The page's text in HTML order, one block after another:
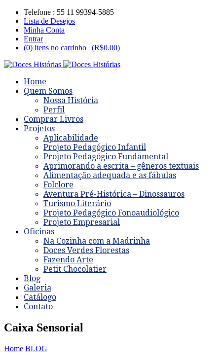
Telefone : 55 11 99394-5885
Lista de Desejos
Minha Conta
Entrar
(0) itens no carrinho | (R$0.00)
Home
Quem Somos
Nossa História
Perfil
Comprar Livros
Projetos
Aplicabilidade
Projeto Pedagógico Infantil
Projeto Pedagógico Fundamental
Aprimorando a escrita – gêneros textuais
Alimentação adequada e as fábulas
Folclore
Aventura Pré-Histórica – Dinossauros
Turismo Literário
Projeto Pedagógico Fonoaudiológico
Projeto Empresarial
Oficinas
Na Cozinha com a Madrinha
Doces Verdes Florestas
Fazendo Arte
Petit Chocolatier
Blog
Galeria
Catálogo
Contato
Caixa Sensorial
Home BLOG